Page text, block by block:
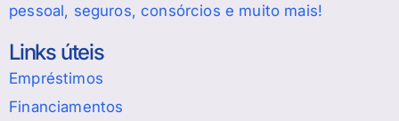
pessoal, seguros, consórcios e muito mais!
Links úteis
Empréstimos
Financiamentos